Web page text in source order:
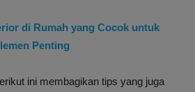
di Rumah yang Cocok untuk
Penting
ini membagikan tips yang juga